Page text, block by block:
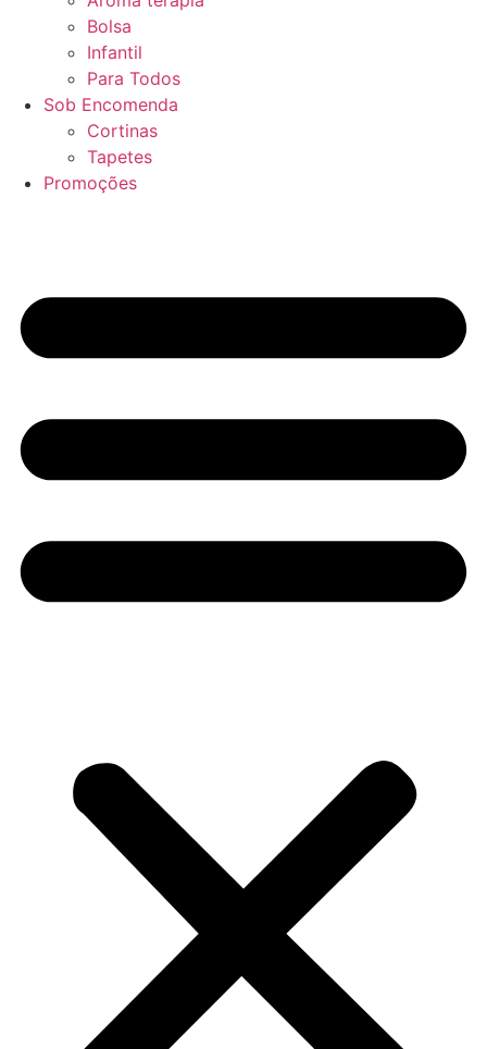
Bolsa
Infantil
Para Todos
Sob Encomenda
Cortinas
Tapetes
Promoções